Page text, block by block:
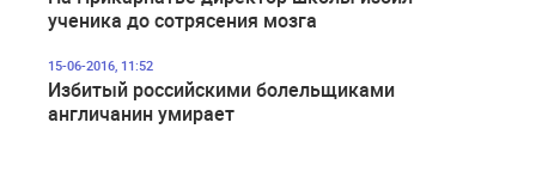
ученика до сотрясения мозга
15-06-2016, 11:52
Избитый российскими болельщиками
англичанин умирает